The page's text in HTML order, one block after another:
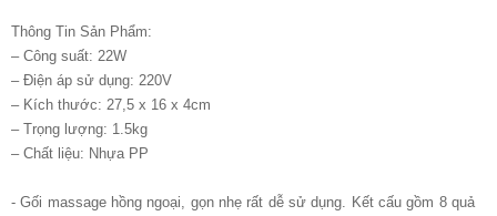
Thông Tin Sản Phẩm:
– Công suất: 22W
– Điện áp sử dụng: 220V
– Kích thước: 27,5 x 16 x 4cm
– Trọng lượng: 1.5kg
– Chất liệu: Nhựa PP
- Gối massage hồng ngoại, gọn nhẹ rất dễ sử dụng. Kết cấu gồm 8 quả